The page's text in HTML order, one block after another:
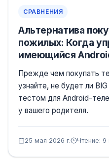
СРАВНЕНИЯ
Альтернатива
пожилых: Когда
имеющийся
Прежде чем покупать
узнайте, не будет ли
тестом для Android-
у вашего родителя.
25 мая 2026 г. Чтение: 9